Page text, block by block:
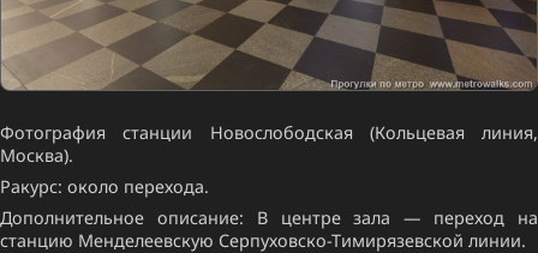
Фотография станции Новослободская (Кольцевая линия,
Москва).
Ракурс: около перехода.
Дополнительное описание: В центре зала — переход на
станцию Менделеевскую Серпуховско-Тимирязевской линии.